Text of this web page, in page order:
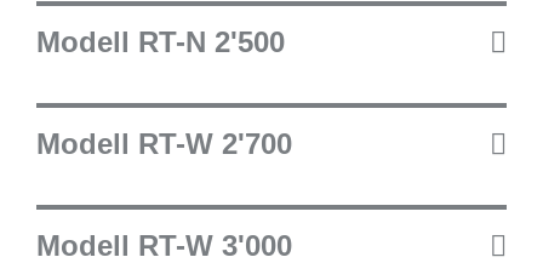
Modell RT-N 2'500
Modell RT-W 2'700
Modell RT-W 3'000